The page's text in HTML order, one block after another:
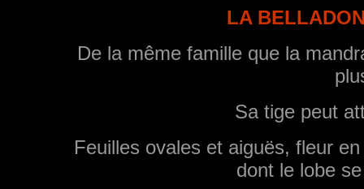
LA
De la même famille que la
Sa tige peut
Feuilles ovales et aiguës, fleur
dont le lobe